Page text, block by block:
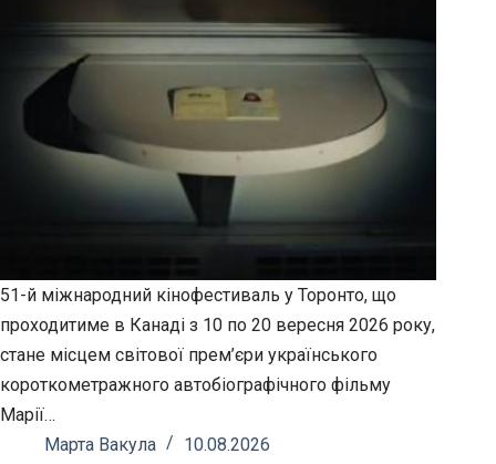
51-й міжнародний кінофестиваль у Торонто, що
проходитиме в Канаді з 10 по 20 вересня 2026 року,
стане місцем світової прем’єри українського
короткометражного автобіографічного фільму
Марії…
Марта Вакула
10.08.2026